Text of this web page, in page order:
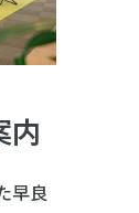
内
早良